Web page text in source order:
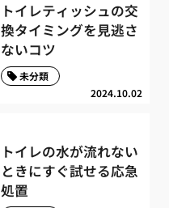
トイレティッシュの交
換タイミングを見逃さ
ないコツ
2024.10.02
未分類
トイレの水が流れない
ときにすぐ試せる応急
処置